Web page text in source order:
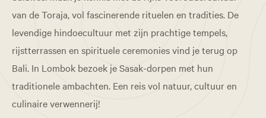
van de Toraja, vol fascinerende rituelen en tradities. De
levendige hindoecultuur met zijn prachtige tempels,
rijstterrassen en spirituele ceremonies vind je terug op
Bali. In Lombok bezoek je Sasak-dorpen met hun
traditionele ambachten. Een reis vol natuur, cultuur en
culinaire verwennerij!